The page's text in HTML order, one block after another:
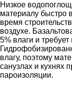
Низкое
материалу быстро
время
воздухе.
5% влаги и
влагу, поэтому
санузлах и кухнях
пароизоляции.